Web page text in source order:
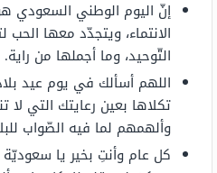
إنّ اليوم الوطني السعودي
الانتماء، ويتجدّد معها الحب
التّوحيد، وما أجملها من راية.
اللهم أسألك في يوم عيد
تكلاها بعين رعايتك التي لا
وألهمهم لما فيه الصّواب
كل عام وأنتِ بخير يا سعوديّة